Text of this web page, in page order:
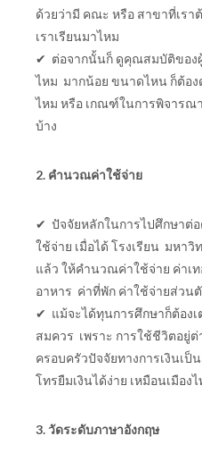
ด้วยว่ามี คณะ หรือ สาขาที่เรา
เราเรียนมาไหม
✔ ต่อจากนั้นก็ ดูคุณสมบัติของ
ไหม มากน้อย ขนาดไหน ก็ต้อง
ไหม หรือ เกณฑ์ในการพิจารณ
บ้าง
2. คำนวณค่าใช้จ่าย
✔ ปัจจัยหลักในการไปศึกษาต่อ
ใช้จ่าย เมื่อได้ โรงเรียน มหาวิ
แล้ว ให้คำนวณค่าใช้จ่าย ค่าเ
อาหาร ค่าที่พัก ค่าใช้จ่ายส่วน
✔ แม้จะได้ทุนการศึกษาก็ต้อง
สมควร เพราะ การใช้ชีวิตอยู่ต่
ครอบครัวปัจจัยทางการเงินเป็
โทรยืมเงินได้ง่าย เหมือนเมืองไ
3. วัดระดับภาษาอังกฤษ